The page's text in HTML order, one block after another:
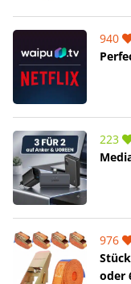
940
223
976
oder